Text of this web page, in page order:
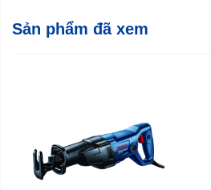
Sản phẩm đã xem